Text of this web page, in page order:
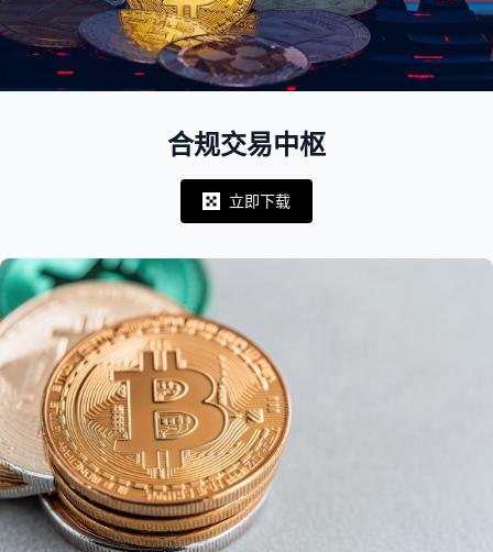
合规交易中枢
Notifications
立即下载